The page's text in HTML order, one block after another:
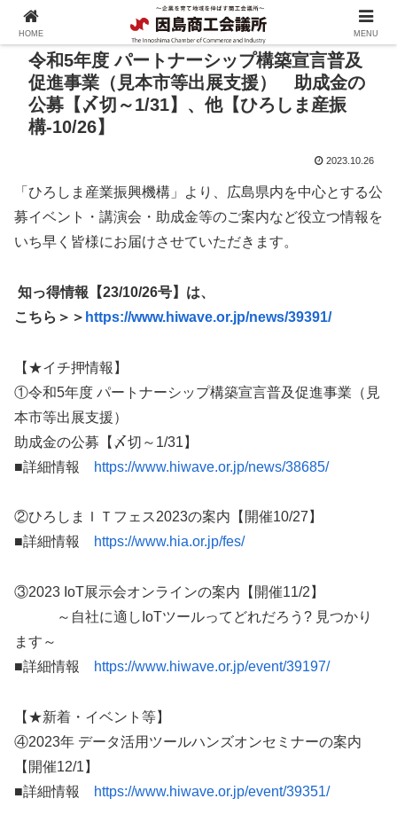
令和5年度 パートナーシップ構築宣言普及
促進事業（見本市等出展支援） 助成金の
公募【〆切～1/31】、他【ひろしま産振
構-10/26】
2023.10.26
「ひろしま産業振興機構」より、広島県内を中心とする公
募イベント・講演会・助成金等のご案内など役立つ情報を
いち早く皆様にお届けさせていただきます。
知っ得情報【23/10/26号】は、
こちら＞＞ https://www.hiwave.or.jp/news/39391/
【★イチ押情報】
①令和5年度 パートナーシップ構築宣言普及促進事業（見
本市等出展支援）
助成金の公募【〆切～1/31】
■詳細情報
https://www.hiwave.or.jp/news/38685/
②ひろしまＩＴフェス2023の案内【開催10/27】
■詳細情報
https://www.hia.or.jp/fes/
③2023 IoT展示会オンラインの案内【開催11/2】
～自社に適しIoTツールってどれだろう? 見つかり
ます～
■詳細情報
https://www.hiwave.or.jp/event/39197/
【★新着・イベント等】
④2023年 データ活用ツールハンズオンセミナーの案内
【開催12/1】
■詳細情報
https://www.hiwave.or.jp/event/39351/
HOME MENU